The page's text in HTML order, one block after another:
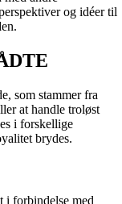
og idéer til
som stammer fra
at handle troløst
i forskellige
brydes.
i forbindelse med